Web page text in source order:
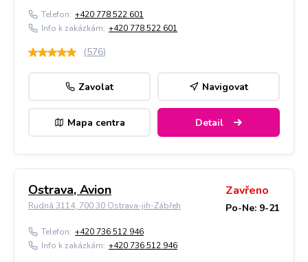
Telefon: +420 778 522 601
Info k zakázkám: +420 778 522 601
(576)
Zavolat Navigovat
Mapa centra Detail
Ostrava, Avion
Rudná 3114, 700 30 Ostrava-jih-Zábřeh
Zavřeno
Po-Ne: 9-21
Telefon: +420 736 512 946
Info k zakázkám: +420 736 512 946